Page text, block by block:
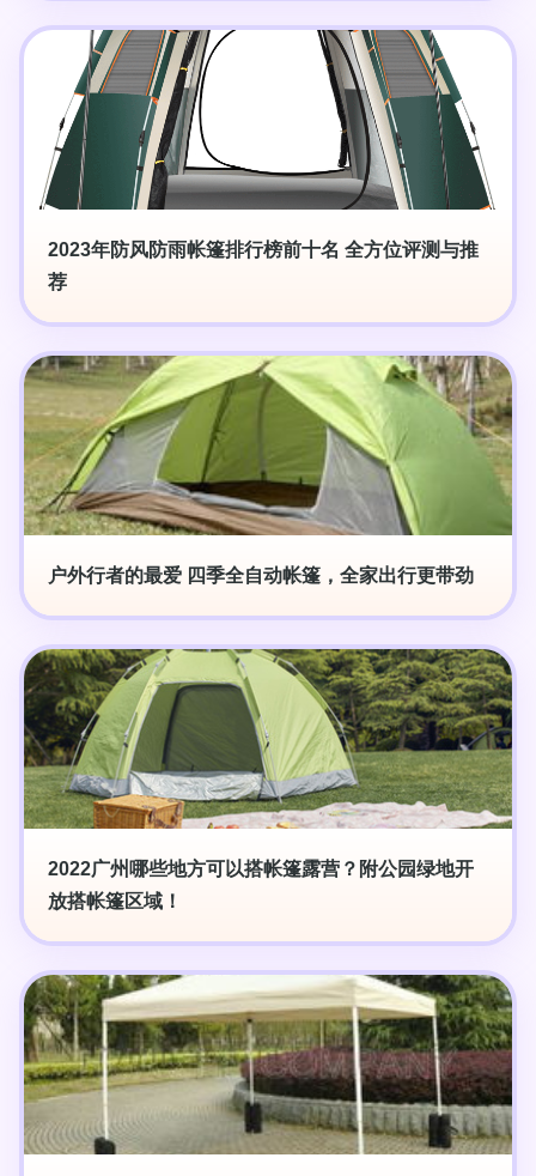
2023年防风防雨帐篷排行榜前十名 全方位评测与推
荐
户外行者的最爱 四季全自动帐篷，全家出行更带劲
2022广州哪些地方可以搭帐篷露营？附公园绿地开
放搭帐篷区域！